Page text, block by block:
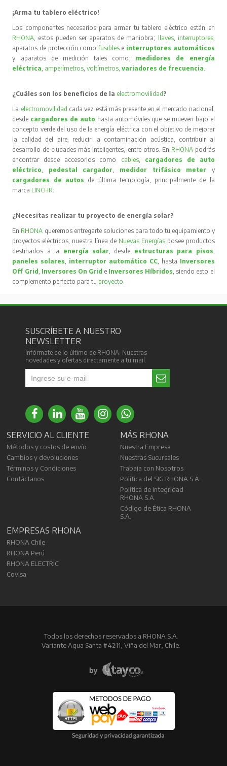
¡Arma tu tablero eléctrico!
Los componentes necesarios para armar tu tablero eléctrico están en
RHONA , estos pueden ser aparatos de maniobra; llaves, interruptores,
aparatos de protección comofusibles e interruptores automáticos
y aparatos de medición tales como; medidores de energía
eléctrica amperímetros ,voltímetros ,variadores de frecuencia
¿Cuáles son los beneficios de la electromovilidad?
La electromovilidad cada vez está más presente en el mercado nacional,
desde cargadores de auto hasta automóviles que se mueven bajo el
concepto verde del uso de la energía eléctrica con el objetivo de mejorar
la calidad del aire, reducir la contaminación acústica, contribuir al
desarrollo de ciudades más inteligentes, entre otros. En RHONA podrás
encontrar desde accesorios como cables, cargadores de auto
eléctrico
pedestal cargador medidor trifásico meter
y
cargadores de autos de última tecnología, principalmente de la
marca LINCHR
¿Necesitas realizar tu proyecto de energía solar?
En RHONA queremos entregarte soluciones para todo tu equipamiento y
proyectos eléctricos, nuestra línea de Nuevas Energíasposee productos
destinados a la energía solar , desde estructuras para pisos
paneles solares
interruptor automático CC, hasta Inversores
Off Grid Inversores On Grid e Inversores Híbridos , siendo esto el
complemento perfecto para tu proyecto
SUSCRÍBETE A NUESTRO
NEWSLETTER
Infórmate de lo último de RHONA. Nuestras
novedades y ofertas directamente a tu mail.
SERVICIO AL CLIENTE
Métodos y costos de envío
Cambios y devoluciones
Términos y Condiciones
Contáctanos
MÁS RHONA
Nuestra Empresa
Nuestras Sucursales
Trabaja con Nosotros
Política del SIG RHONA S.A.
Política de Integridad
RHONA S.A.
Código de Ética RHONA
S.A.
EMPRESAS RHONA
RHONA Chile
RHONA Perú
RHONA ELECTRIC
Covisa
Todos los derechos reservados a RHONA S.A.
Variante Agua Santa #4211, Viña del Mar, Chile.